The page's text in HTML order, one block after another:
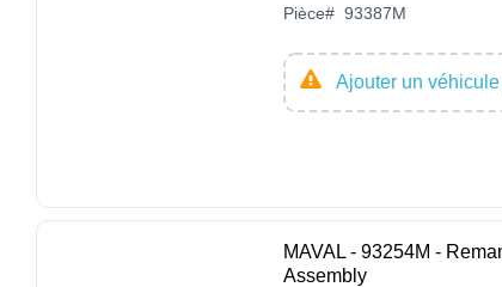
Pièce# 93387M
Ajouter un
MAVAL - 93254M -
Assembly